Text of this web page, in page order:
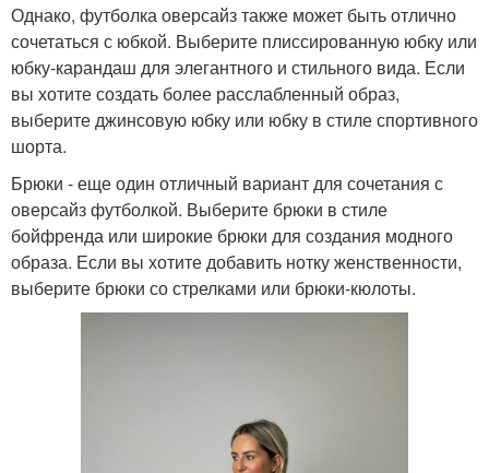
Однако, футболка оверсайз также может быть отлично
сочетаться с юбкой. Выберите плиссированную юбку или
юбку-карандаш для элегантного и стильного вида. Если
вы хотите создать более расслабленный образ,
выберите джинсовую юбку или юбку в стиле спортивного
шорта.
Брюки - еще один отличный вариант для сочетания с
оверсайз футболкой. Выберите брюки в стиле
бойфренда или широкие брюки для создания модного
образа. Если вы хотите добавить нотку женственности,
выберите брюки со стрелками или брюки-кюлоты.